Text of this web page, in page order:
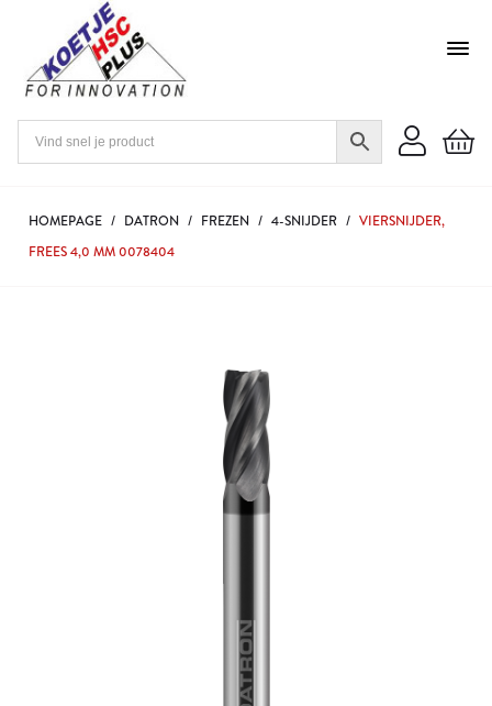
HOMEPAGE / DATRON / FREZEN / 4-SNIJDER / VIERSNIJDER,
FREES 4,0 MM 0078404